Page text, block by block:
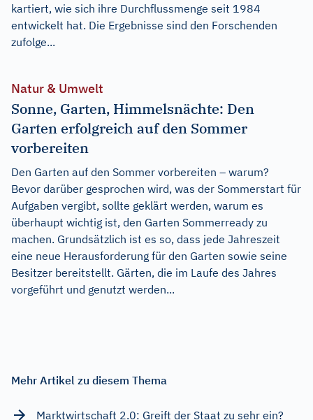
kartiert, wie sich ihre Durchflussmenge seit 1984
entwickelt hat. Die Ergebnisse sind den Forschenden
zufolge...
Natur & Umwelt
Sonne, Garten, Himmelsnächte: Den
Garten erfolgreich auf den Sommer
vorbereiten
Den Garten auf den Sommer vorbereiten – warum?
Bevor darüber gesprochen wird, was der Sommerstart für
Aufgaben vergibt, sollte geklärt werden, warum es
überhaupt wichtig ist, den Garten Sommerready zu
machen. Grundsätzlich ist es so, dass jede Jahreszeit
eine neue Herausforderung für den Garten sowie seine
Besitzer bereitstellt. Gärten, die im Laufe des Jahres
vorgeführt und genutzt werden...
Mehr Artikel zu diesem Thema
Marktwirtschaft 2.0: Greift der Staat zu sehr ein?